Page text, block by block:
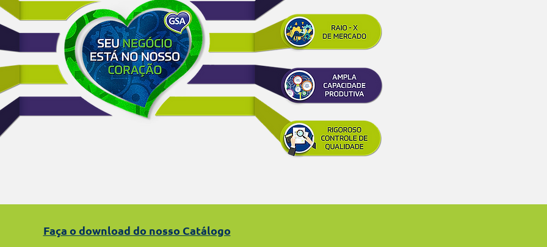
Faça o download do nosso Catálogo